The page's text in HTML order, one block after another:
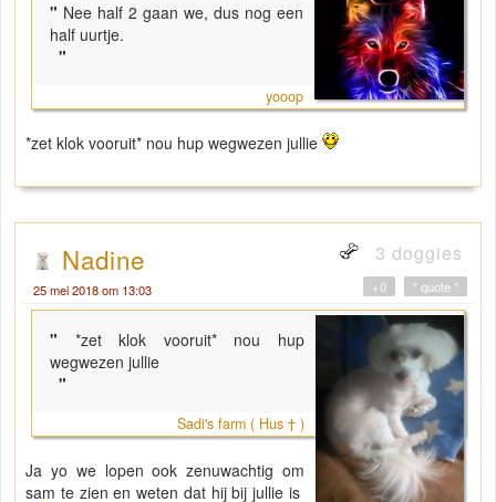
" Nee half 2 gaan we, dus nog een
half uurtje.
"
yooop
*zet klok vooruit* nou hup wegwezen jullie
Nadine 3 doggies
25 mei 2018 om 13:03 " quote "
+0
" *zet klok vooruit* nou hup
wegwezen jullie
"
Sadi's farm ( Hus † )
Ja yo we lopen ook zenuwachtig om
sam te zien en weten dat hij bij jullie is